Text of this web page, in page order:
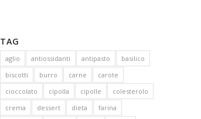
TAG
aglio antiossidanti antipasto
basilico
biscotti
burro carne
carote
cioccolato
cipolla cipolle
colesterolo
crema
dessert dieta
farina